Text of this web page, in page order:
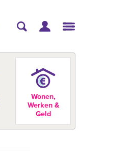
Wonen,
Werken &
Geld